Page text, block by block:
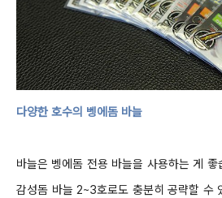
다양한 호수의 벵에돔 바늘
바늘은 벵에돔 전용 바늘을 사용하는 게 좋
감성돔 바늘2~3호로도 충분히 공략할 수